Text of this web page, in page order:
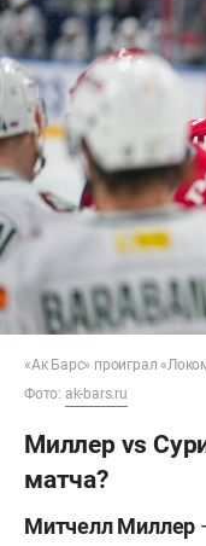
«Ак Барс» проиграл
Фото: ak-bars.ru
Миллер vs
матча?
Митчелл Миллер